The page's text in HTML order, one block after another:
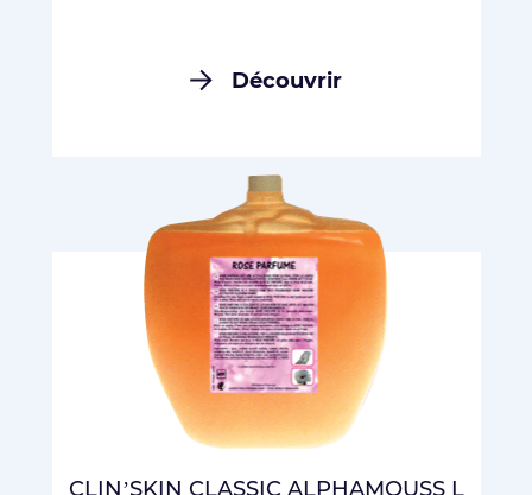
Découvrir
CLIN’SKIN CLASSIC ALPHAMOUSS L